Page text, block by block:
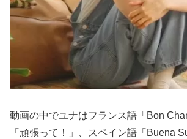
動画の中でユナはフランス語「Bon
「頑張って！」、スペイン語「Buena